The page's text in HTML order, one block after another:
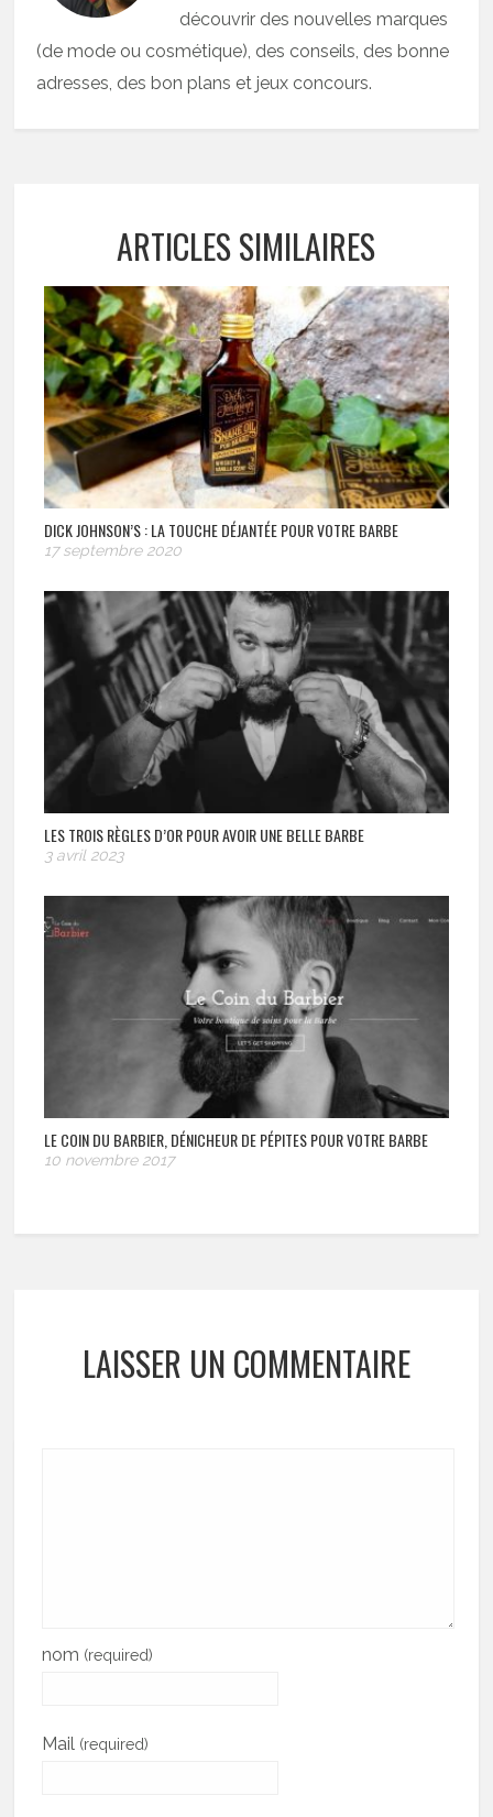
découvrir des nouvelles marques
(de mode ou cosmétique), des conseils, des bonne
adresses, des bon plans et jeux concours.
ARTICLES SIMILAIRES
DICK JOHNSON’S : LA TOUCHE DÉJANTÉE POUR VOTRE BARBE
17 septembre 2020
LES TROIS RÈGLES D’OR POUR AVOIR UNE BELLE BARBE
3 avril 2023
LE COIN DU BARBIER, DÉNICHEUR DE PÉPITES POUR VOTRE BARBE
10 novembre 2017
LAISSER UN COMMENTAIRE
nom (required)
Mail (required)